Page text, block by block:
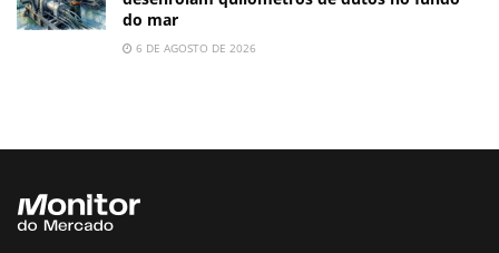
do mar
6 DE AGOSTO DE 2026